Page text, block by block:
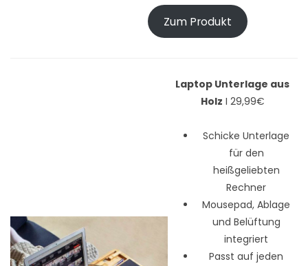
Zum Produkt
Laptop Unterlage aus
Holz I 29,99€
Schicke Unterlage
für den
heißgeliebten
Rechner
Mousepad, Ablage
und Belüftung
integriert
Passt auf jeden